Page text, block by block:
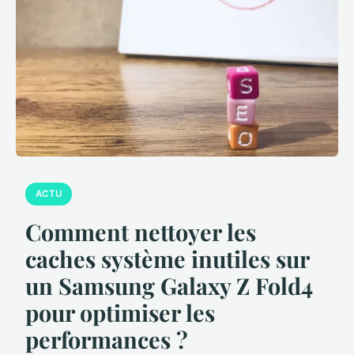
ACTU
Comment nettoyer les
caches système inutiles sur
un Samsung Galaxy Z Fold4
pour optimiser les
performances ?